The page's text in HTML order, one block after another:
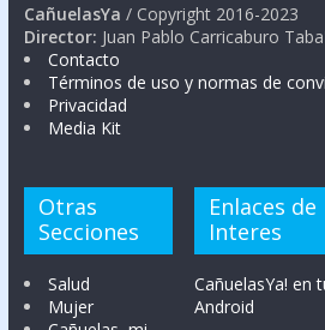
CañuelasYa / Copyright 2016-2023
Director: Juan Pablo Carricaburo
Contacto
Términos de uso y normas de
Privacidad
Media Kit
Otras
Secciones
Salud
Mujer
Enlaces de
Interes
CañuelasYa! en
Android